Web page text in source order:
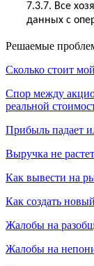
7.3.7. Все
данных с
Решаемые
Сколько стоит
Спор между
реальной
Прибыль падает
Выручка не
Как вывести на
Как создать
Жалобы на
Жалобы на